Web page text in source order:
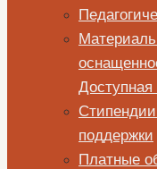
Доступная
поддержки
Платные